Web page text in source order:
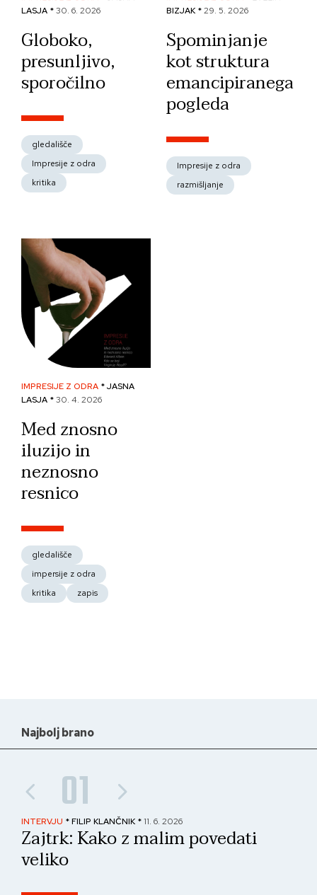
LASJA *30. 6. 2026
Globoko,
presunljivo,
sporočilno
gledališče
Impresije z odra
kritika
BIZJAK *29. 5. 2026
Spominjanje
kot struktura
emancipiranega
pogleda
Impresije z odra
razmišljanje
IMPRESIJE Z ODRA * JASNA
LASJA *30. 4. 2026
Med znosno
iluzijo in
neznosno
resnico
gledališče
impersije z odra
kritika
zapis
Najbolj brano
01
INTERVJU * FILIP KLANČNIK * 11. 6. 2026
Zajtrk: Kako z malim povedati
veliko